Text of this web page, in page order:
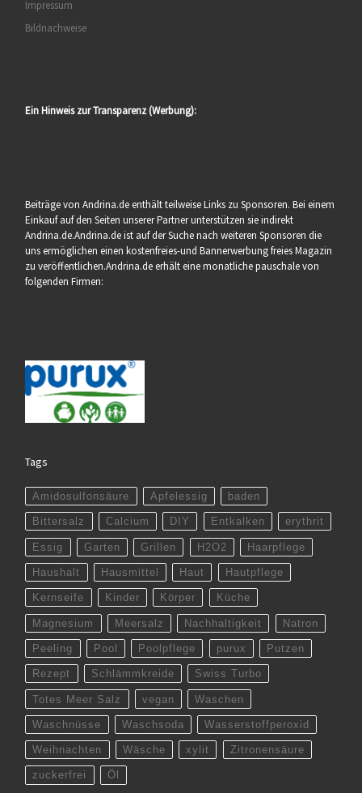
Impressum
Bildnachweise
Ein Hinweis zur Transparenz (Werbung):
Beiträge von Andrina.de enthält teilweise Links zu Sponsoren. Bei einem
Einkauf auf den Seiten unserer Partner unterstützen sie indirekt
Andrina.de.Andrina.de ist auf der Suche nach weiteren Sponsoren die
uns ermöglichen einen kostenfreies-und Bannerwerbung freies Magazin
zu veröffentlichen.Andrina.de erhält eine monatliche pauschale von
folgenden Firmen:
Tags
Amidosulfonsäure Apfelessig baden
Bittersalz Calcium DIY Entkalken erythrit
Essig Garten Grillen H2O2 Haarpflege
Haushalt Hausmittel Haut Hautpflege
Kernseife Kinder Körper Küche
Magnesium Meersalz Nachhaltigkeit Natron
Peeling Pool Poolpflege purux Putzen
Rezept Schlämmkreide Swiss Turbo
Totes Meer Salz vegan Waschen
Waschnüsse Waschsoda Wasserstoffperoxid
Weihnachten Wäsche xylit Zitronensäure
zuckerfrei Öl